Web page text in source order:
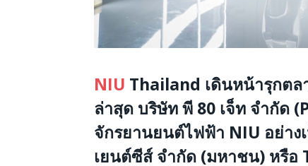
NIU Thailand เดินหน้ารุกตล
ล่าสุดบริษัท พี 80 เจ็ท จำกัด
จักรยานยนต์ไฟฟ้า NIU อย่าง
เยนต์ซีส์ จำกัด (มหาชน) หรือ